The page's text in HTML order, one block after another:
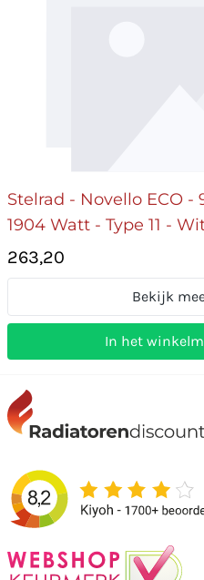
Stelrad - Novello ECO -
1904 Watt - Type 11 -
263,20
Bekijk
In het